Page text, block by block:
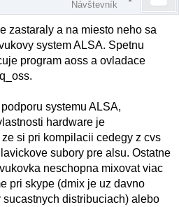
Návštevník
zastaraly a na miesto neho sa
system ALSA. Spetnu
program aoss a ovladace
systemu ALSA,
hardware je
si pri kompilacii cedegy z cvs
subory pre alsu. Ostatne
neschopna mixovat viac
pri skype (dmix je uz davno
distribuciach) alebo